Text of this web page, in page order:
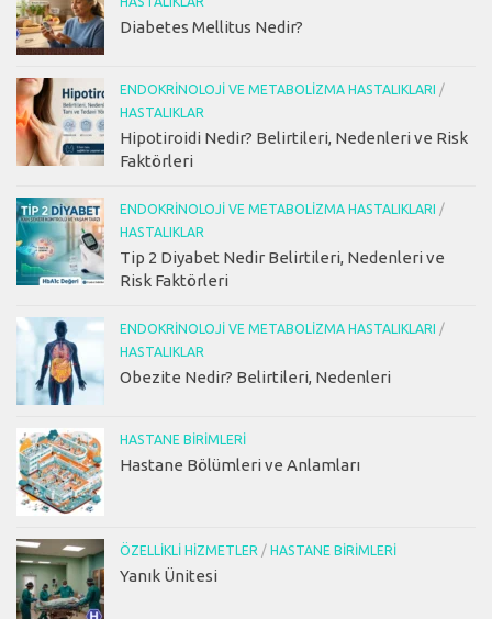
Diabetes Mellitus Nedir?
ENDOKRINOLOJI VE METABOLIZMA HASTALIKLARI
/
HASTALIKLAR
Hipotiroidi Nedir? Belirtileri, Nedenleri ve Risk
Faktörleri
ENDOKRINOLOJI VE METABOLIZMA HASTALIKLARI
/
HASTALIKLAR
Tip 2 Diyabet Nedir Belirtileri, Nedenleri ve
Risk Faktörleri
ENDOKRINOLOJI VE METABOLIZMA HASTALIKLARI
/
HASTALIKLAR
Obezite Nedir? Belirtileri, Nedenleri
HASTANE BIRIMLERI
Hastane Bölümleri ve Anlamları
ÖZELLIKLI HIZMETLER / HASTANE BIRIMLERI
Yanık Ünitesi